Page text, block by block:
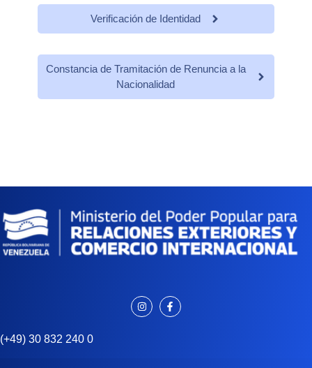
Verificación de Identidad
Constancia de Tramitación de Renuncia a la
Nacionalidad
(+49) 30 832 240 0